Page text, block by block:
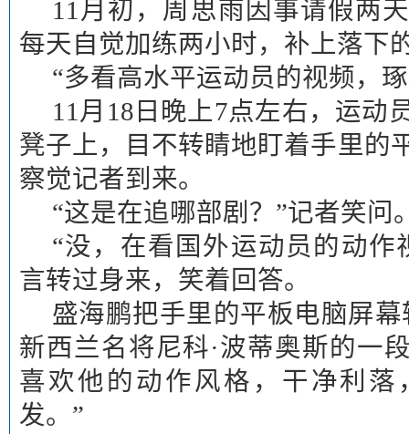
11月初，周思雨因事请假两
每天自觉加练两小时，补上落
“多看高水平运动员的视频，
11月18日晚上7点左右，运动
凳子上，目不转睛地盯着手里的
察觉记者到来。
“这是在追哪部剧？”记者笑问
“没，在看国外运动员的动作
言转过身来，笑着回答。
盛海鹏把手里的平板电脑屏
新西兰名将尼科·波蒂奥斯的一
喜欢他的动作风格，干净利落
发。”